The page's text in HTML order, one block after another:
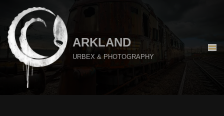
Aller
au
contenu
ARKLAND
URBEX & PHOTOGRAPHY